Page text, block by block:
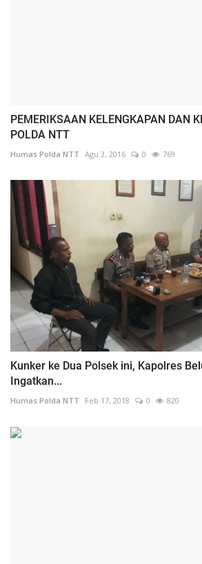
PEMERIKSAAN KELENGKAPAN DAN
POLDA NTT
Humas Polda NTT Agu 3, 2016 0 769
Kunker ke Dua Polsek ini, Kapolres
Ingatkan...
Humas Polda NTT Feb 17, 2018 0 820